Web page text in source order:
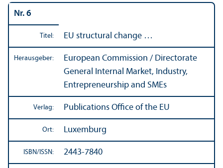
Nr. 6
Titel: EU structural change …
Herausgeber:
European Commission / Directorate
General Internal Market, Industry,
Entrepreneur­ship and SMEs
Verlag: Publications Office of the EU
Ort: Luxemburg
ISBN/ ISSN: 2443-7840